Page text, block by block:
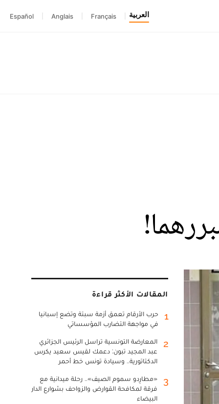
العربية Français
Anglais
Español
المقالات الأكثر قراءة
1
حرب الأرقام تعمق أزمة سبتة وتضع إسبانيا
في مواجهة التضارب المؤسساتي
2
المعارضة التونسية تراسل الرئيس الجزائري
عبد المجيد تبون: دعمك لقيس سعيد يكرس
الدكتاتورية.. وسيادة تونس خط أحمر
3
«مطارِدو سموم الصيف».. رحلة ميدانية مع
فرقة لمكافحة القوارض والزواحف بشوارع الدار
البيضاء